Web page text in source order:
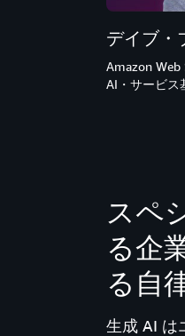
デイブ・
Amazon Web
AI・サービス
スペ
る企
る自
生成 AI は